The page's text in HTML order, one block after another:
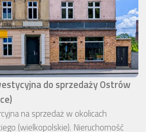
do sprzedaży Ostrów
na sprzedaż w okolicach
(wielkopolskie). Nieruchomość